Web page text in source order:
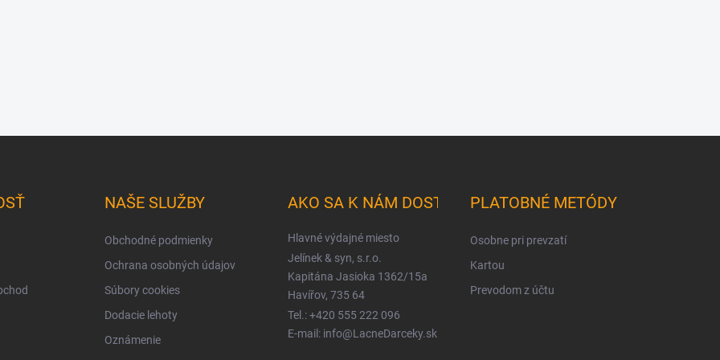
NAŠE SLUŽBY
Obchodné podmienky
Ochrana osobných údajov
Súbory cookies
Dodacie lehoty
Oznámenie
AKO SA K NÁM DOSTANETE
Hlavné výdajné miesto
Jelínek & syn, s.r.o.
Kapitána Jasioka 1362/15a
Havířov, 735 64
Tel.: +420 555 222 096
E-mail: info@LacneDarceky.sk
PLATOBNÉ METÓDY
Osobne pri prevzatí
Kartou
Prevodom z účtu